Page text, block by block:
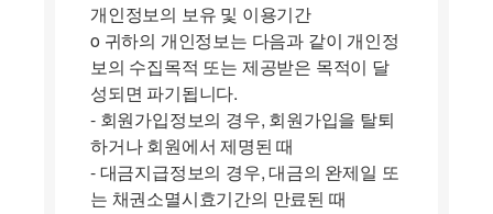
개인정보의 보유 및 이용기간
ο 귀하의 개인정보는 다음과 같이 개인정
보의 수집목적 또는 제공받은 목적이 달
성되면 파기됩니다.
- 회원가입정보의 경우, 회원가입을 탈퇴
하거나 회원에서 제명된 때
- 대금지급정보의 경우, 대금의 완제일 또
는 채권소멸시효기간의 만료된 때